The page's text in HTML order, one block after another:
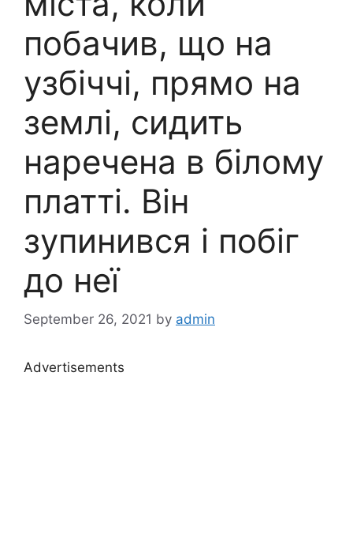
побачив, що на
узбіччі, прямо на
землі, сидить
наречена в білому
платті. Він
зупинився і побіг
до неї
September 26, 2021 by admin
Advertisements